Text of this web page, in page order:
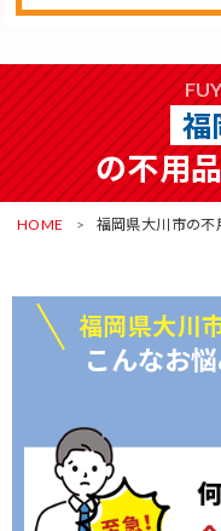
福
の不用
HOME 福岡県大川市の不
福岡県大川
こんなお